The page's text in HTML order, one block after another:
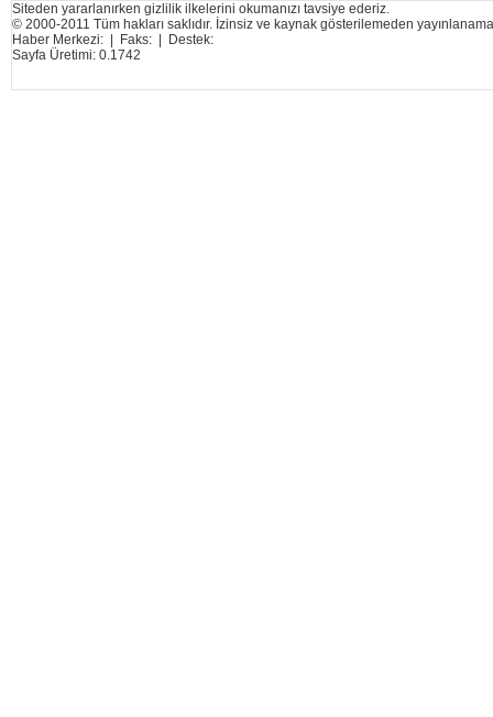
Siteden yararlanırken gizlilik ilkelerini okumanızı tavsiye ederiz.
© 2000-2011 Tüm hakları saklıdır. İzinsiz ve kaynak gösterilemeden
Haber Merkezi: | Faks: | Destek:
Sayfa Üretimi: 0.1742